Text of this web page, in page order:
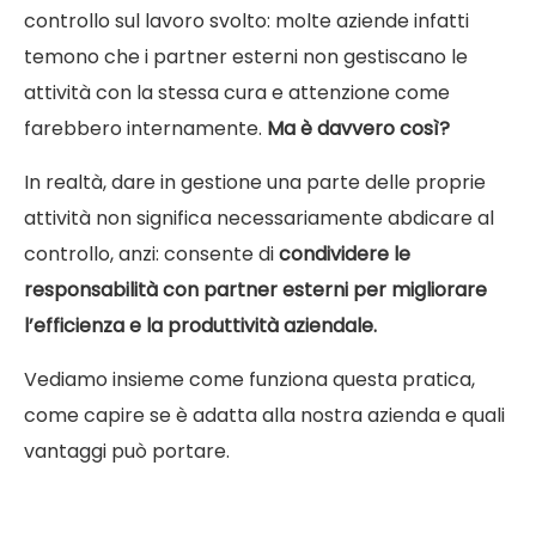
controllo sul lavoro svolto: molte aziende infatti
temono che i partner esterni non gestiscano le
attività con la stessa cura e attenzione come
farebbero internamente. Ma è davvero così?
In realtà, dare in gestione una parte delle proprie
attività non significa necessariamente abdicare al
controllo, anzi: consente dicondividere le
responsabilità con partner esterni per migliorare
l’efficienza e la produttività aziendale.
Vediamo insieme come funziona questa pratica,
come capire se è adatta alla nostra azienda e quali
vantaggi può portare.